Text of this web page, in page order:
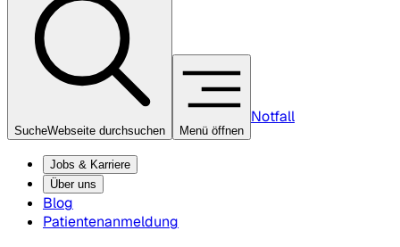
SucheWebseite durchsuchen Menü öffnen
Notfall
Jobs & Karriere
Über uns
Blog
Patientenanmeldung